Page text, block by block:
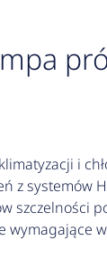
i
z systemów
szczelności
wymagające